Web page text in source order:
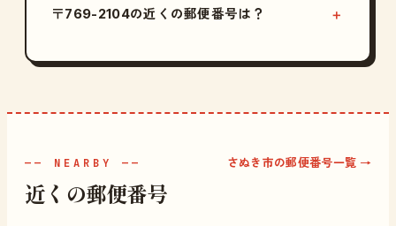
〒769-2104の近くの郵便番号は？
—— NEARBY ——
近くの郵便番号
さぬき市の郵便番号一覧 →